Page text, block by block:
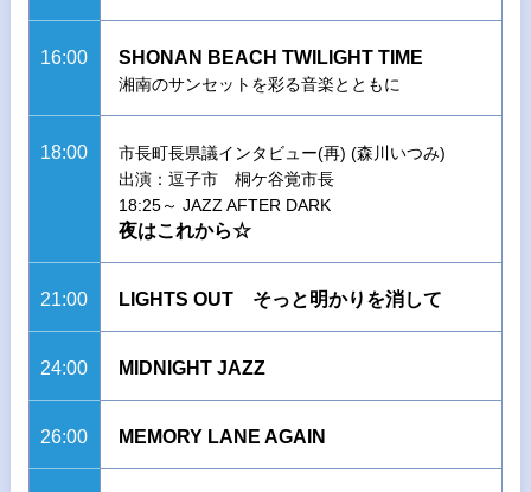
16:00 SHONAN BEACH TWILIGHT TIME
湘南のサンセットを彩る音楽とともに
18:00
市長町長県議インタビュー(再) (森川いつみ)
出演：逗子市 桐ケ谷覚市長
18:25～ JAZZ AFTER DARK
夜はこれから☆
21:00 LIGHTS OUT そっと明かりを消して
24:00 MIDNIGHT JAZZ
26:00 MEMORY LANE AGAIN